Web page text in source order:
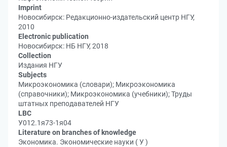
Imprint
Новосибирск: Редакционно-издательский центр НГУ,
2010
Electronic publication
Новосибирск: НБ НГУ, 2018
Collection
Издания НГУ
Subjects
Микроэкономика (словари); Микроэкономика
(справочники); Микроэкономика (учебники); Труды
штатных преподавателей НГУ
LBC
У012.1я73-1я04
Literature on branches of knowledge
Экономика. Экономические науки ( У )